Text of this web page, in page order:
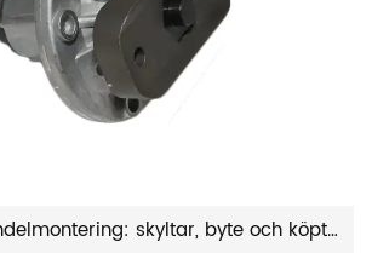
Gräsklipparspindelmontering: skyltar, byte och köptips